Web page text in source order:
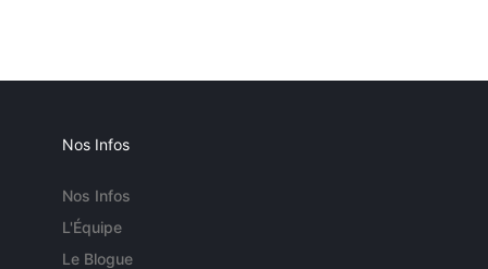
Nos Infos
Nos Infos
L'Équipe
Le Blogue